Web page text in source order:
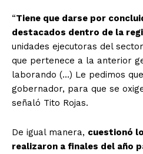
“Tiene que darse por
destacados dentro de la
unidades ejecutoras del
que pertenece a la anterior
laborando (…) Le pedimos
gobernador, para que se
señaló Tito Rojas.
De igual manera, cuestionó
realizaron a finales del año